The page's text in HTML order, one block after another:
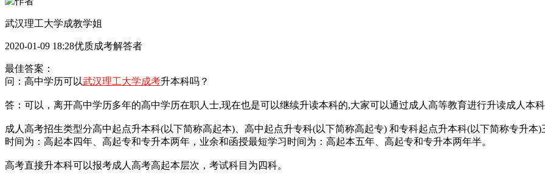
武汉理工大学成教学姐
2020-01-09 18:28优质成考解答者
最佳答案：
问：高中学历可以武汉理工大学成考升本科吗？
答：可以，离开高中学历多年的高中学历在职人士,现在也是可以继续升读本科的,大家可以通过成人高等教育进行升读成人本
成人高考招生类型分高中起点升本科(以下简称高起本)、高中起点升专科(以下简称高起专) 和专科起点升本科(以下简称专升
时间为：高起本四年、高起专和专升本两年，业余和函授最短学习时间为：高起本五年、高起专和专升本两年半。
高考直接升本科可以报考成人高考高起本层次，考试科目为四科。